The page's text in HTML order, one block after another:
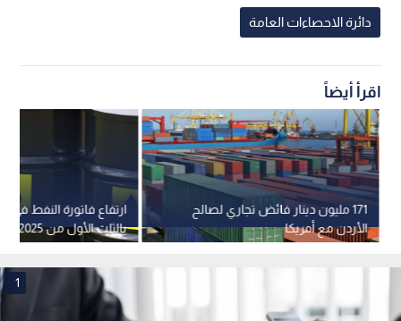
دائرة الاحصاءات العامة
اقرأ أيضاً
بالثلث الأول من 2025
171 مليون دينار فائض تجاري لصالح
الأردن مع أمريكا
1